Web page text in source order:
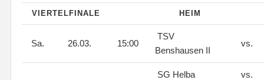
VIERTELFINALE HEIM
Sa. 26.03. 15:00
TSV
Benshausen II
vs.
SG Helba vs.